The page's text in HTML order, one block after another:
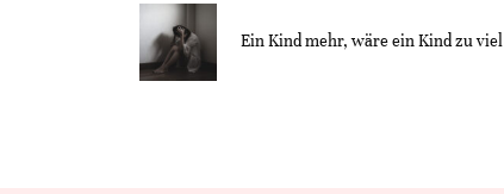
Ein Kind mehr, wäre ein Kind zu viel